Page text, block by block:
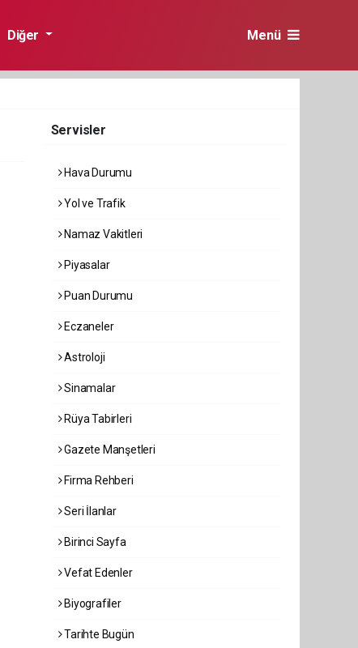
Diğer Menü
Servisler
Hava Durumu
Yol ve Trafik
Namaz Vakitleri
Piyasalar
Puan Durumu
Eczaneler
Astroloji
Sinamalar
Rüya Tabirleri
Gazete Manşetleri
Firma Rehberi
Seri İlanlar
Birinci Sayfa
Vefat Edenler
Biyografiler
Tarihte Bugün